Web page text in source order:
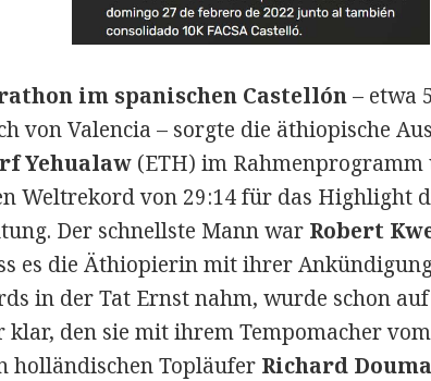
im spanischen Castellón– etwa
von Valencia – sorgte die äthiopische
Yehualaw (ETH) im
Weltrekord von 29:14 für das Highlight
Der schnellste Mann war Robert
es die Äthiopierin mit ihrer
in der Tat Ernst nahm, wurde schon
klar, den sie mit ihrem Tempomacher
holländischen Topläufer Richard Douma